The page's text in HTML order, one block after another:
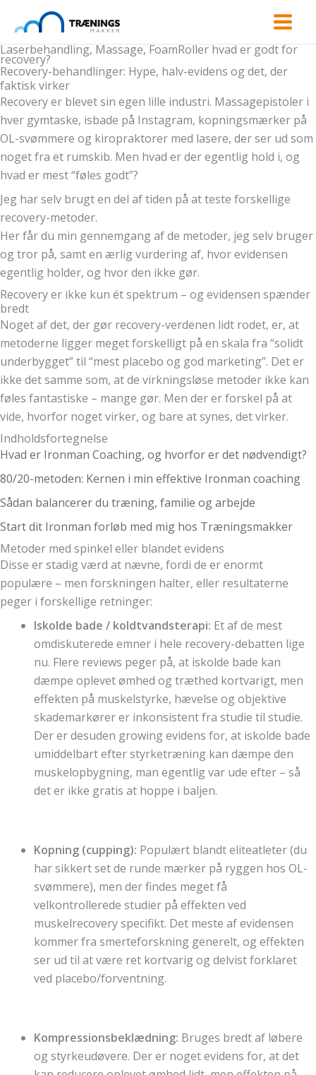
indholdet
Laserbehandling, Massage, FoamRoller hvad er godt for
recovery?
Recovery-behandlinger: Hype, halv-evidens og det, der
faktisk virker
Recovery er blevet sin egen lille industri. Massagepistoler i
hver gymtaske, isbade på Instagram, kopningsmærker på
OL-svømmere og kiropraktorer med lasere, der ser ud som
noget fra et rumskib. Men hvad er der egentlig hold i, og
hvad er mest “føles godt”?
Jeg har selv brugt en del af tiden på at teste forskellige
recovery-metoder.
Her får du min gennemgang af de metoder, jeg selv bruger
og tror på, samt en ærlig vurdering af, hvor evidensen
egentlig holder, og hvor den ikke gør.
Recovery er ikke kun ét spektrum – og evidensen spænder
bredt
Noget af det, der gør recovery-verdenen lidt rodet, er, at
metoderne ligger meget forskelligt på en skala fra “solidt
underbygget” til “mest placebo og god marketing”. Det er
ikke det samme som, at de virkningsløse metoder ikke kan
føles fantastiske – mange gør. Men der er forskel på at
vide, hvorfor noget virker, og bare at synes, det virker.
Indholdsfortegnelse
Hvad er Ironman Coaching, og hvorfor er det nødvendigt?
80/20-metoden: Kernen i min effektive Ironman coaching
Sådan balancerer du træning, familie og arbejde
Start dit Ironman forløb med mig hos Træningsmakker
Metoder med spinkel eller blandet evidens
Disse er stadig værd at nævne, fordi de er enormt
populære – men forskningen halter, eller resultaterne
peger i forskellige retninger:
Iskolde bade / koldtvandsterapi: Et af de mest
omdiskuterede emner i hele recovery-debatten lige
nu. Flere reviews peger på, at iskolde bade kan
dæmpe oplevet ømhed og træthed kortvarigt, men
effekten på muskelstyrke, hævelse og objektive
skademarkører er inkonsistent fra studie til studie.
Der er desuden growing evidens for, at iskolde bade
umiddelbart efter styrketræning kan dæmpe den
muskelopbygning, man egentlig var ude efter – så
det er ikke gratis at hoppe i baljen.
Kopning (cupping): Populært blandt eliteatleter (du
har sikkert set de runde mærker på ryggen hos OL-
svømmere), men der findes meget få
velkontrollerede studier på effekten ved
muskelrecovery specifikt. Det meste af evidensen
kommer fra smerteforskning generelt, og effekten
ser ud til at være ret kortvarig og delvist forklaret
ved placebo/forventning.
Kompressionsbeklædning: Bruges bredt af løbere
og styrkeudøvere. Der er noget evidens for, at det